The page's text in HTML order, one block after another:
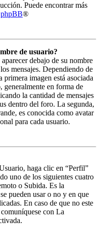
Puede encontrar más
phpBB®
de usuario?
debajo de su nombre
mensajes. Dependiendo de
imagen está asociada
generalmente en forma de
la cantidad de mensajes
dentro del foro. La segunda,
es conocida como avatar
para cada usuario.
haga clic en “Perfil”
uno de los siguientes cuatro
o Subida. Es la
pueden usar o no y en que
En caso de que no este
con La